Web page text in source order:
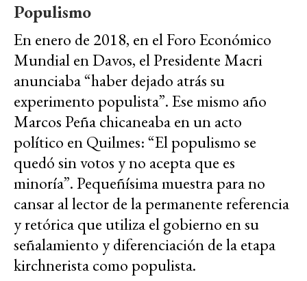
Populismo
En enero de 2018, en el Foro Económico
Mundial en Davos, el Presidente Macri
anunciaba “haber dejado atrás su
experimento populista”. Ese mismo año
Marcos Peña chicaneaba en un acto
político en Quilmes: “El populismo se
quedó sin votos y no acepta que es
minoría”. Pequeñísima muestra para no
cansar al lector de la permanente referencia
y retórica que utiliza el gobierno en su
señalamiento y diferenciación de la etapa
kirchnerista como populista.